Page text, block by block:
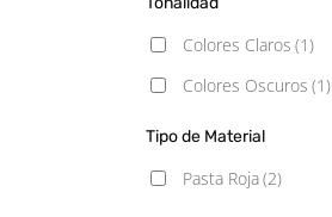
Colores Claros (1)
Colores Oscuros (1)
Tipo de Material
Pasta Roja(2)